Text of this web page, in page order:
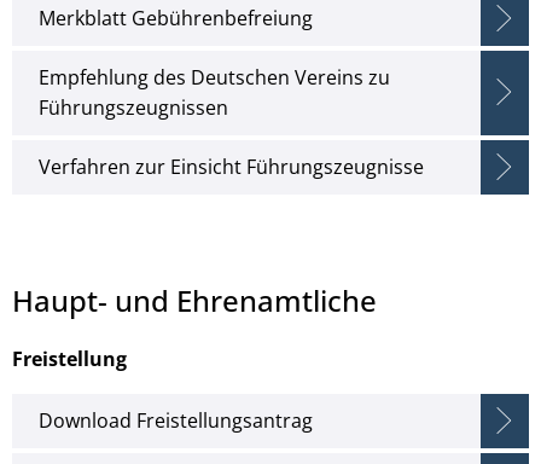
Merkblatt Gebührenbefreiung
Empfehlung des Deutschen Vereins zu
Führungszeugnissen
Verfahren zur Einsicht Führungszeugnisse
Haupt- und Ehrenamtliche
Freistellung
Download Freistellungsantrag